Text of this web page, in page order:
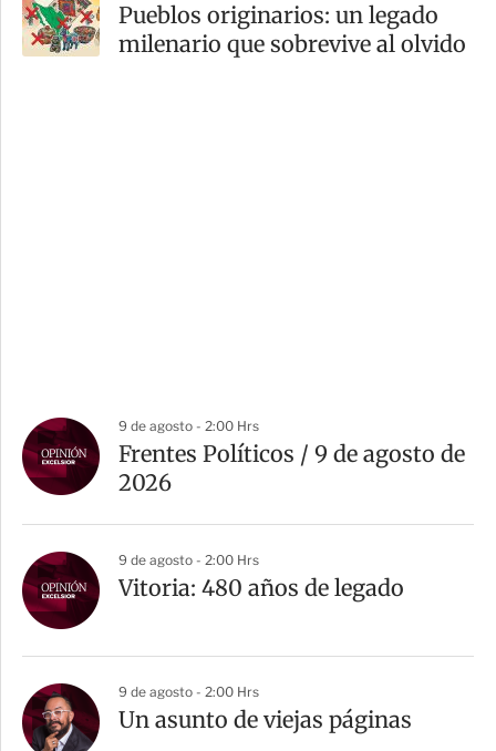
Pueblos originarios: un legado
milenario que sobrevive al olvido
9 de agosto - 2:00 Hrs
Frentes Políticos / 9 de agosto de
2026
9 de agosto - 2:00 Hrs
Vitoria: 480 años de legado
9 de agosto - 2:00 Hrs
Un asunto de viejas páginas